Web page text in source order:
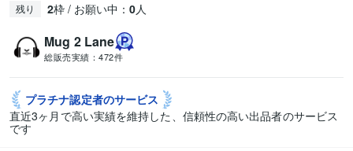
残り 2枠 / お願い中： 0人
Mug 2 Lane
総販売実績： 472件
プラチナ認定者のサービス
直近3ヶ月で高い実績を維持した、信頼性の高い出品者のサービス
です